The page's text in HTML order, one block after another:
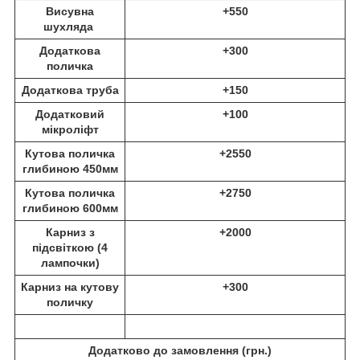
Висувна
шухляда
+550
Додаткова
поличка
+300
Додаткова труба
+150
Додатковий
мікроліфт
+100
Кутова поличка
глибиною 450мм
+2550
Кутова поличка
глибиною 600мм
+2750
Карниз з
підсвіткою (4
лампочки)
+2000
Карниз на кутову
поличку
+300
Додатково до замовлення (грн.)